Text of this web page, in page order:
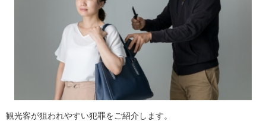
観光客が狙われやすい犯罪をご紹介します。